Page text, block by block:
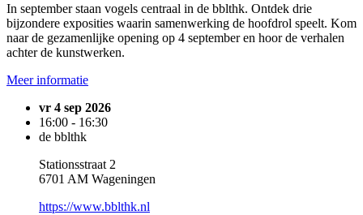
In september staan vogels centraal in de bblthk. Ontdek drie
bijzondere exposities waarin samenwerking de hoofdrol speelt. Kom
naar de gezamenlijke opening op 4 september en hoor de verhalen
achter de kunstwerken.
Meer informatie
vr 4 sep 2026
16:00 - 16:30
de bblthk
Stationsstraat 2
6701 AM Wageningen
https://www.bblthk.nl